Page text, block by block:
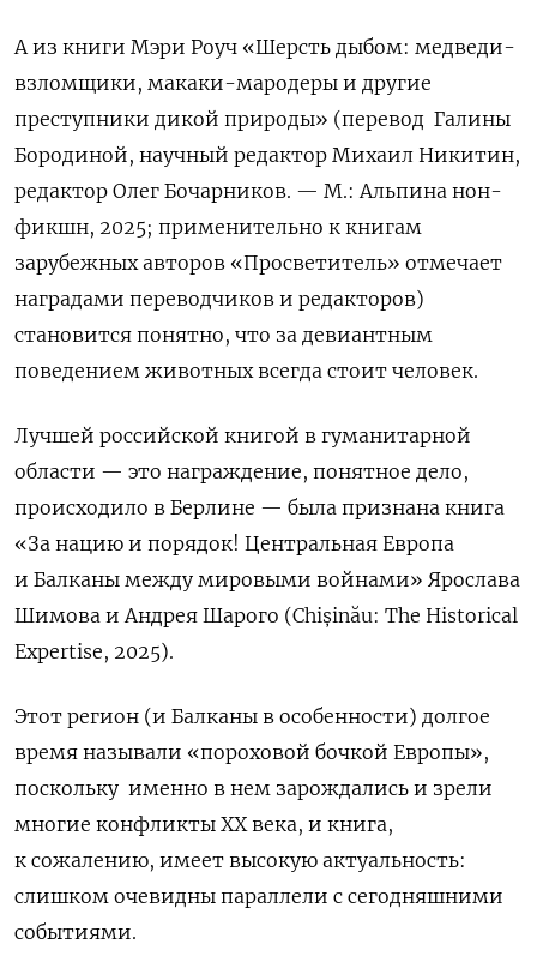
А из книги Мэри Роуч «Шерсть дыбом: медведи-
взломщики, макаки-мародеры и другие
преступники дикой природы» (перевод Галины
Бородиной, научный редактор Михаил Никитин,
редактор Олег Бочарников. — М.: Альпина нон-
фикшн, 2025; применительно к книгам
зарубежных авторов «Просветитель» отмечает
наградами переводчиков и редакторов)
становится понятно, что за девиантным
поведением животных всегда стоит человек.
Лучшей российской книгой в гуманитарной
области — это награждение, понятное дело,
происходило в Берлине — была признана книга
«За нацию и порядок! Центральная Европа
и Балканы между мировыми войнами» Ярослава
Шимова и Андрея Шарого (Chișinău: The Historical
Expertise, 2025).
Этот регион (и Балканы в особенности) долгое
время называли «пороховой бочкой Европы»,
поскольку именно в нем зарождались и зрели
многие конфликты XX века, и книга,
к сожалению, имеет высокую актуальность:
слишком очевидны параллели с сегодняшними
событиями.